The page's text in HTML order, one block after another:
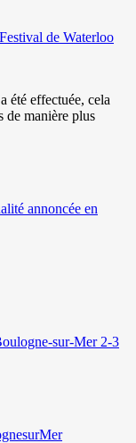
Festival de Waterloo
été effectuée, cela
de manière plus
annoncée en
sur-Mer 2-3